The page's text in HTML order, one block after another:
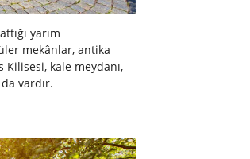
yarım
mekânlar, antika
kale meydanı,
vardır.